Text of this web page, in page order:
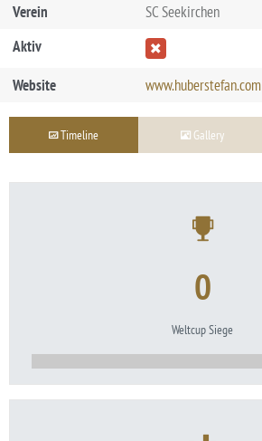
Verein
SC Seekirchen
Aktiv
Website
www.huberstefan.com
Timeline Gallery
0
Weltcup Siege